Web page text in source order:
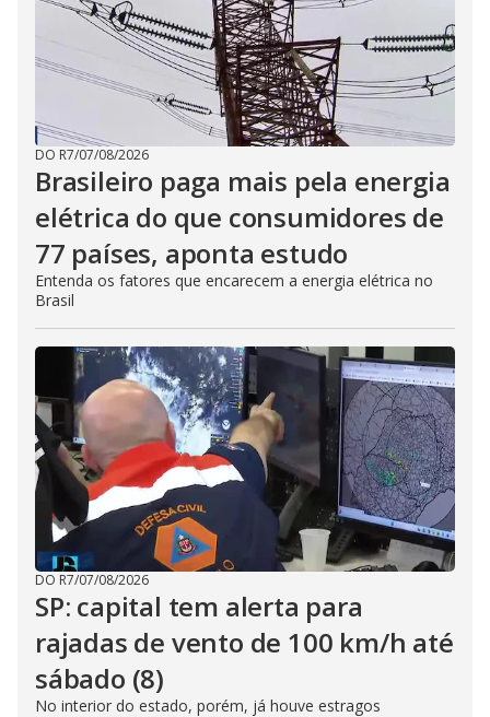
DO R7/07/08/2026
Brasileiro paga mais pela energia
elétrica do que consumidores de
77 países, aponta estudo
Entenda os fatores que encarecem a energia elétrica no
Brasil
DO R7/07/08/2026
SP: capital tem alerta para
rajadas de vento de 100 km/h até
sábado (8)
No interior do estado, porém, já houve estragos